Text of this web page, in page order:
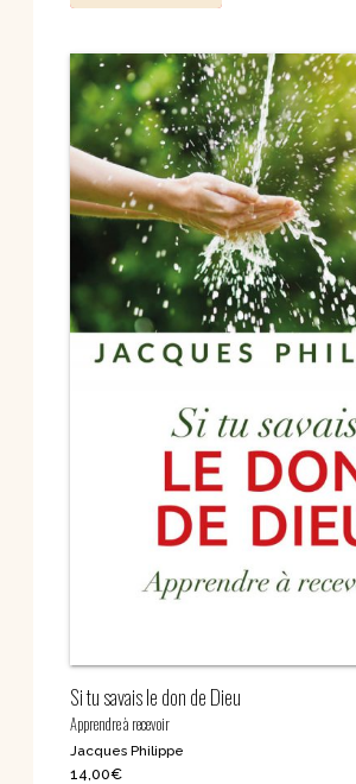
Si tu savais le don de Dieu
Apprendre à recevoir
Jacques Philippe
14,00€